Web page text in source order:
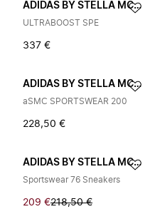
ADIDAS BY STELLA MCCARTNEY
ULTRABOOST SPE
337 €
ADIDAS BY STELLA MCCARTNEY
aSMC SPORTSWEAR 200
228,50 €
ADIDAS BY STELLA MCCARTNEY
Sportswear 76 Sneakers
209 €218,50 €